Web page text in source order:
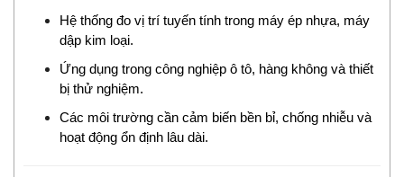
Flowline Vietnam
FLOWMETER
Fluke Process Instrument
FMS Vietnam
Hệ thống đo vị trí tuyến tính trong máy ép nhựa, máy
dập kim loại.
Ứng dụng trong công nghiệp ô tô, hàng không và thiết
bị thử nghiệm.
Các môi trường cần cảm biến bền bỉ, chống nhiễu và
hoạt động ổn định lâu dài.